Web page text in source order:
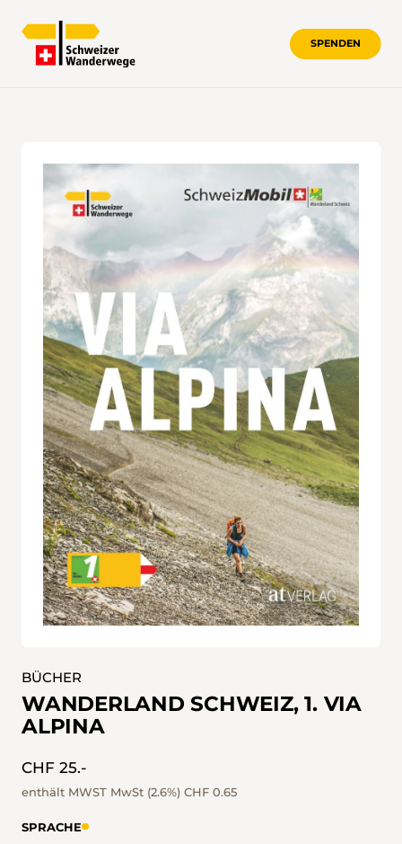
SPENDEN
BÜCHER
WANDERLAND SCHWEIZ, 1. VIA
ALPINA
CHF 25.-
enthält MWST MwSt (2.6%) CHF 0.65
SPRACHE